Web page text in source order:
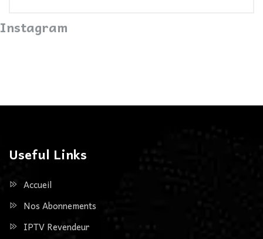
Instagram
Useful Links
Accueil
Nos Abonnements
IPTV Revendeur